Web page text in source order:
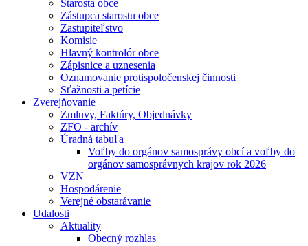
Starosta obce
Zástupca starostu obce
Zastupiteľstvo
Komisie
Hlavný kontrolór obce
Zápisnice a uznesenia
Oznamovanie protispoločenskej činnosti
Sťažnosti a petície
Zverejňovanie
Zmluvy, Faktúry, Objednávky
ZFO - archív
Úradná tabuľa
Voľby do orgánov samosprávy obcí a voľby do
orgánov samosprávnych krajov rok 2026
VZN
Hospodárenie
Verejné obstarávanie
Udalosti
Aktuality
Obecný rozhlas